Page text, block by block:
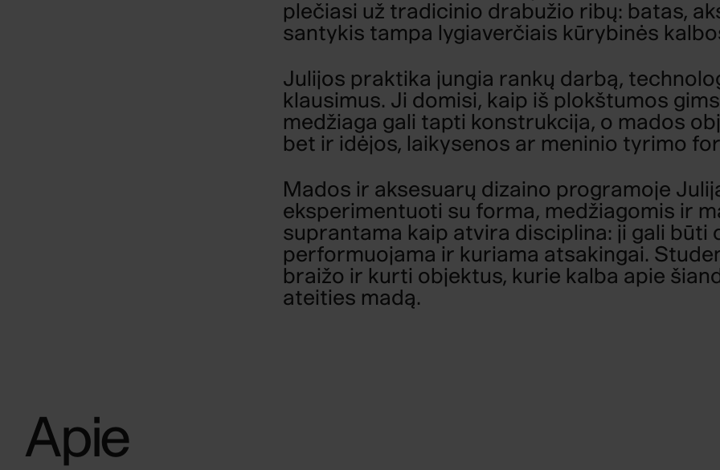
plečiasi už tradicinio drabužio ribų: batas,
santykis tampa lygiaverčiais kūrybinės
Julijos praktika jungia rankų darbą,
klausimus. Ji domisi, kaip iš plokštumos
medžiaga gali tapti konstrukcija, o mados
bet ir idėjos, laikysenos ar meninio tyrimo
Mados ir aksesuarų dizaino programoje
eksperimentuoti su forma, medžiagomis ir
suprantama kaip atvira disciplina: ji gali būti
performuojama ir kuriama atsakingai.
braižo ir kurti objektus, kurie kalba apie
ateities madą.
Apie